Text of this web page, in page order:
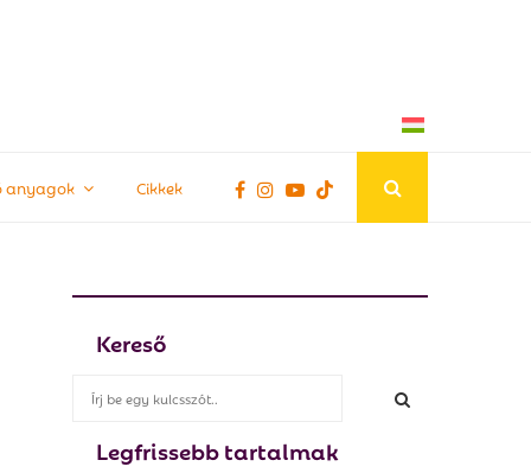
anyagok Cikkek
Kereső
Legfrissebb tartalmak